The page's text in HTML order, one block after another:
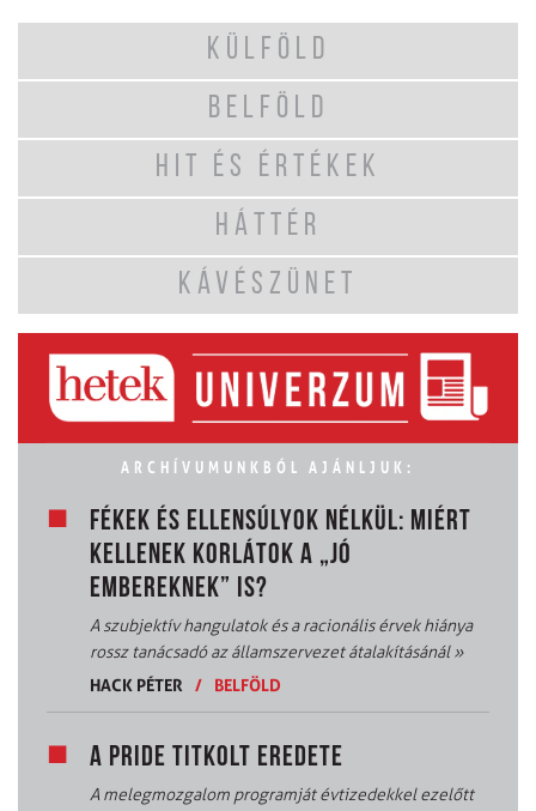
KÜLFÖLD
BELFÖLD
HIT ÉS ÉRTÉKEK
HÁTTÉR
KÁVÉSZÜNET
ARCHÍVUMUNKBÓL AJÁNLJUK:
FÉKEK ÉS ELLENSÚLYOK NÉLKÜL: MIÉRT
KELLENEK KORLÁTOK A „JÓ
EMBEREKNEK” IS?
A szubjektív hangulatok és a racionális érvek hiánya
rossz tanácsadó az államszervezet átalakításánál»
HACK PÉTER
/ BELFÖLD
A PRIDE TITKOLT EREDETE
A melegmozgalom programját évtizedekkel ezelőtt